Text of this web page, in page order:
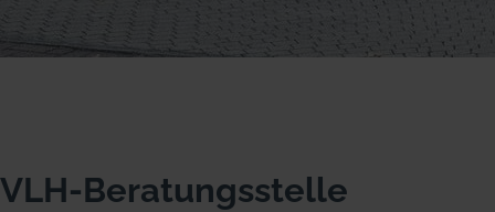
VLH-Beratungsstelle